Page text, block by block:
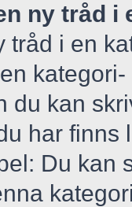
ny tråd i
tråd i en
du kan
har finns
Du kan